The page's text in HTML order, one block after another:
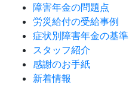
障害年金の問題点
労災給付の受給事例
症状別障害年金の基準
スタッフ紹介
感謝のお手紙
新着情報